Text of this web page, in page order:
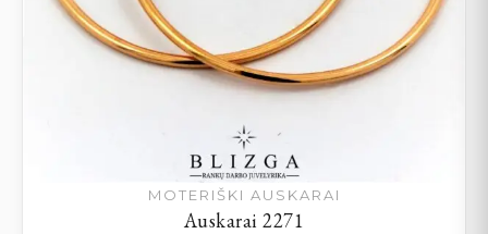
MOTERIŠKI AUSKARAI
Auskarai 2271